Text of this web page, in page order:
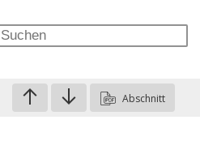
Abschnitt